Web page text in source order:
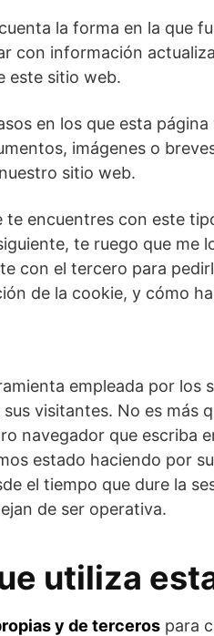
la forma en la que
con información
este sitio web.
en los que esta
imágenes o
sitio web.
te encuentres con este
te ruego que me
con el tercero para
de la cookie, y cómo
empleada por los
visitantes. No es más
navegador que escriba
estado haciendo por
el tiempo que dure la
de ser operativa.
utiliza
y de terceros para